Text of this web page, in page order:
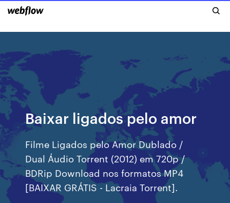
Baixar ligados pelo amor
Filme Ligados pelo Amor Dublado /
Dual Áudio Torrent (2012) em 720p /
BDRip Download nos formatos MP4
[BAIXAR GRÁTIS - Lacraia Torrent].